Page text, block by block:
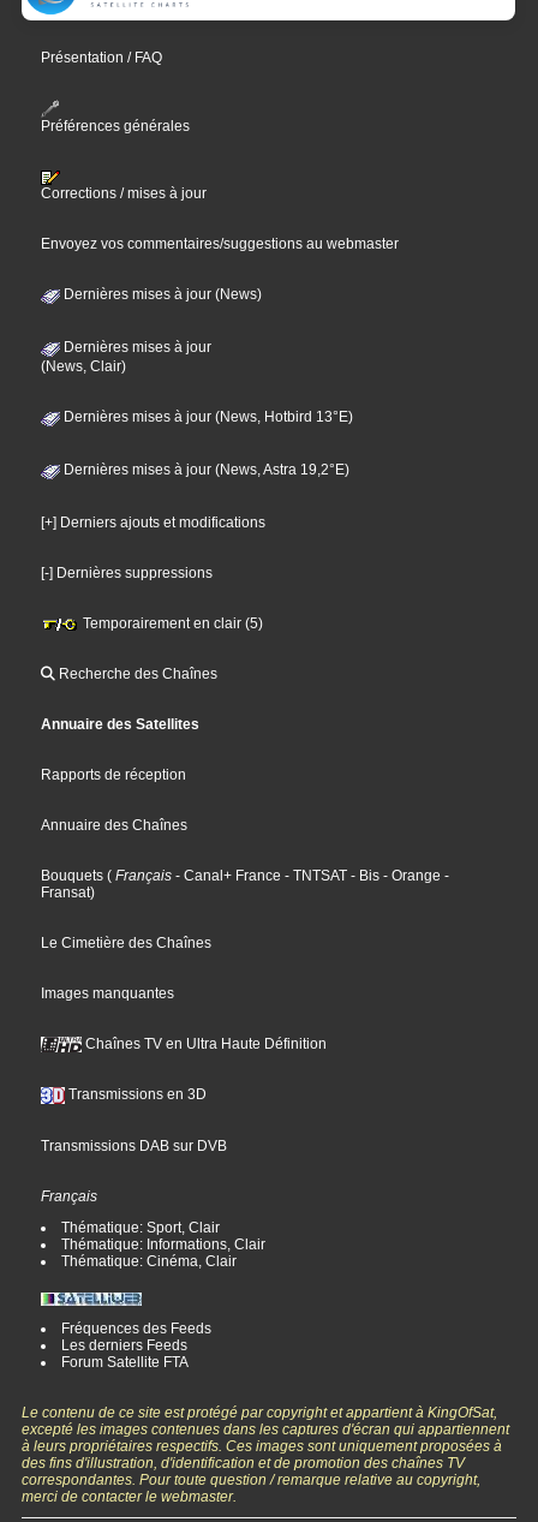
Présentation / FAQ
Préférences générales
Corrections / mises à jour
Envoyez vos commentaires/suggestions au webmaster
Dernières mises à jour (News)
Dernières mises à jour
(News, Clair)
Dernières mises à jour (News, Hotbird 13°E)
Dernières mises à jour (News, Astra 19,2°E)
[+] Derniers ajouts et modifications
[-] Dernières suppressions
Temporairement en clair (5)
Recherche des Chaînes
Annuaire des Satellites
Rapports de réception
Annuaire des Chaînes
Bouquets ( Français - Canal+ France - TNTSAT - Bis - Orange -
Fransat)
Le Cimetière des Chaînes
Images manquantes
Chaînes TV en Ultra Haute Définition
Transmissions en 3D
Transmissions DAB sur DVB
Français
Thématique: Sport, Clair
Thématique: Informations, Clair
Thématique: Cinéma, Clair
Fréquences des Feeds
Les derniers Feeds
Forum Satellite FTA
Le contenu de ce site est protégé par copyright et appartient à KingOfSat,
excepté les images contenues dans les captures d'écran qui appartiennent
à leurs propriétaires respectifs. Ces images sont uniquement proposées à
des fins d'illustration, d'identification et de promotion des chaînes TV
correspondantes. Pour toute question / remarque relative au copyright,
merci de contacter le webmaster.